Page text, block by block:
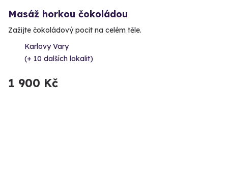
Masáž horkou čokoládou
Zažijte čokoládový pocit na celém těle.
Karlovy Vary
(+ 10 dalších lokalit)
1 900 Kč